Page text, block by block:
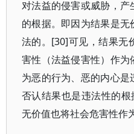
对法益的侵害或威胁，
的根据。即因为结果是
法的。[30]可见，结果无
害性（法益侵害性）作为
为恶的行为、恶的内心
否认结果也是违法性的
无价值也将社会危害性作